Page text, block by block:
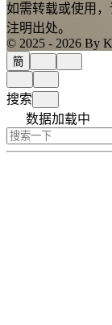
如需转载或使用
注明出处。
© 2025 - 2026 By
簡
搜索
数据加载中